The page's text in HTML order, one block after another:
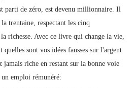
parti de zéro, est devenu millionnaire. Il
trentaine, respectant les cinq
richesse. Avec ce livre qui change la vie,
sont vos idées fausses sur l'argent
jamais riche en restant sur la bonne voie
emploi rémunéré: